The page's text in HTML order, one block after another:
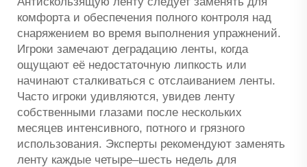
комфорта и обеспечения полного контроля над
снаряжением во время выполнения упражнений.
Игроки замечают деградацию ленты, когда
ощущают её недостаточную липкость или
начинают сталкиваться с отслаиванием ленты.
Часто игроки удивляются, увидев ленту
собственными глазами после нескольких
месяцев интенсивного, потного и грязного
использования. Эксперты рекомендуют заменять
ленту каждые четыре–шесть недель для